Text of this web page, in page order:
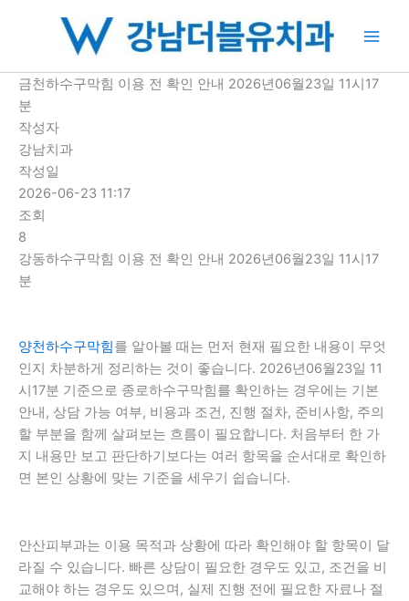
로 금천하수구막힘 이용 전 확인 안내 2026년06월23일 11시17
분
작성자
강남치과
작성일
2026-06-23 11:17
조회
8
강동하수구막힘 이용 전 확인 안내 2026년06월23일 11시17
분
양천하수구막힘를 알아볼 때는 먼저 현재 필요한 내용이 무엇
인지 차분하게 정리하는 것이 좋습니다. 2026년06월23일 11
시17분 기준으로 종로하수구막힘를 확인하는 경우에는 기본
안내, 상담 가능 여부, 비용과 조건, 진행 절차, 준비사항, 주의
할 부분을 함께 살펴보는 흐름이 필요합니다. 처음부터 한 가
지 내용만 보고 판단하기보다는 여러 항목을 순서대로 확인하
면 본인 상황에 맞는 기준을 세우기 쉽습니다.
안산피부과는 이용 목적과 상황에 따라 확인해야 할 항목이 달
라질 수 있습니다. 빠른 상담이 필요한 경우도 있고, 조건을 비
교해야 하는 경우도 있으며, 실제 진행 전에 필요한 자료나 절